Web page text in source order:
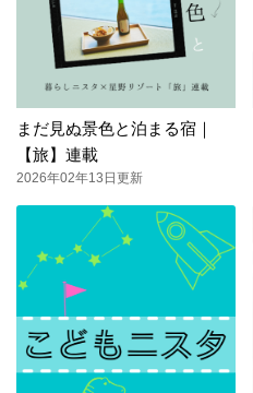
まだ見ぬ景色と泊まる宿｜
【旅】連載
2026年02年13日更新